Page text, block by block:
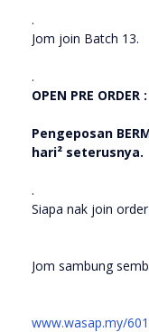
.
Jom join Batch 13.
.
OPEN PRE
Pengeposan
hari² seterusnya.
.
Siapa nak join
Jom sambung
www.wasap.my/